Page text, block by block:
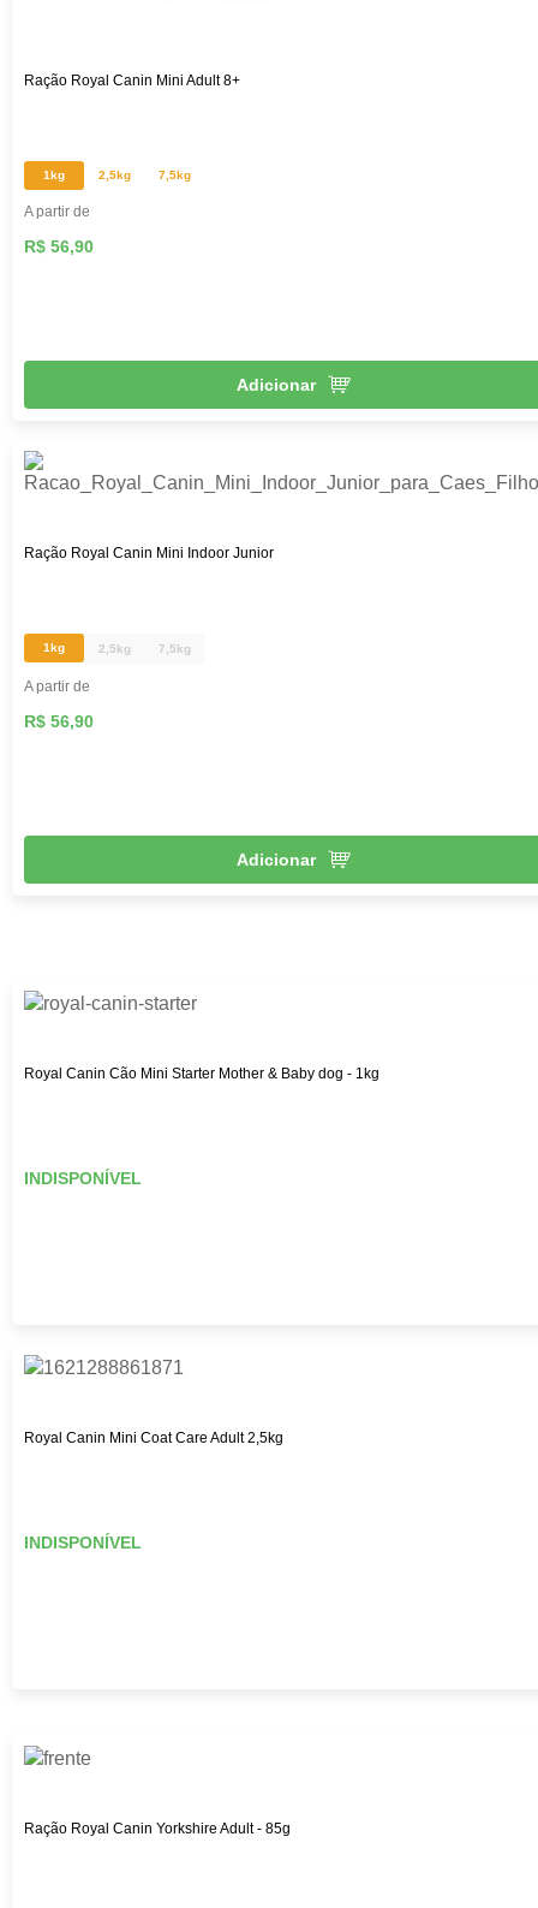
Ração Royal Canin Mini Adult 8+
1kg 2,5kg 7,5kg
A partir de
R$ 56,90
Adicionar
Ração Royal Canin Mini Indoor Junior
1kg 2,5kg 7,5kg
A partir de
R$ 56,90
Adicionar
Royal Canin Cão Mini Starter Mother & Baby dog - 1kg
INDISPONÍVEL
Royal Canin Mini Coat Care Adult 2,5kg
INDISPONÍVEL
Ração Royal Canin Yorkshire Adult - 85g